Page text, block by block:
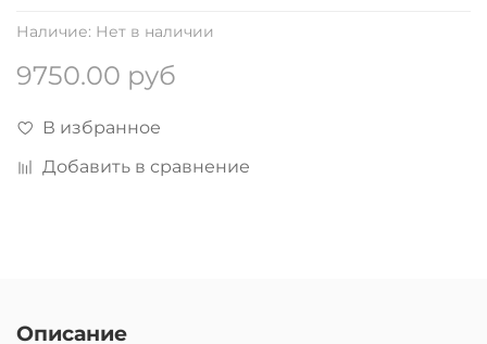
Наличие: Нет в наличии
9750.00 руб
В избранное
Добавить в сравнение
Описание